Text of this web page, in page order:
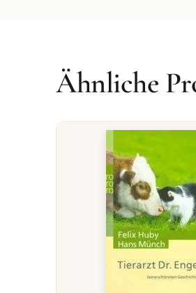
Ähnliche